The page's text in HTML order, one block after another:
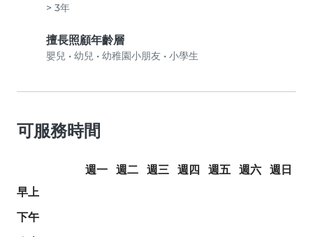
> 3年
擅長照顧年齡層
嬰兒 • 幼兒 • 幼稚園小朋友 • 小學生
可服務時間
週一 週二 週三 週四 週五 週六
週日
早上
下午